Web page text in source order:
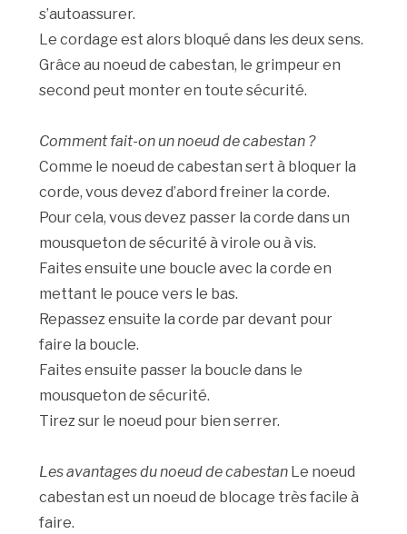
s’autoassurer.
Le cordage est alors bloqué dans les deux sens.
Grâce au noeud de cabestan, le grimpeur en
second peut monter en toute sécurité.
Comment fait-on un noeud de cabestan ?
Comme le noeud de cabestan sert à bloquer la
corde, vous devez d’abord freiner la corde.
Pour cela, vous devez passer la corde dans un
mousqueton de sécurité à virole ou à vis.
Faites ensuite une boucle avec la corde en
mettant le pouce vers le bas.
Repassez ensuite la corde par devant pour
faire la boucle.
Faites ensuite passer la boucle dans le
mousqueton de sécurité.
Tirez sur le noeud pour bien serrer.
Les avantages du noeud de cabestan Le noeud
cabestan est un noeud de blocage très facile à
faire.